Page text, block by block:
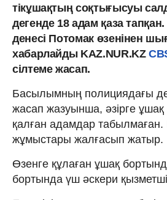
тікұшақтың соқтығысуы
дегенде 18 адам қаза
денесі Потомак өзенінен
хабарлайды KAZ.NUR.KZ
сілтеме жасап.
Басылымның полициядағы
жасап жазуынша, әзірге
қалған адамдар табылмаған.
жұмыстары жалғасып жатыр.
Өзенге құлаған ұшақ
бортында үш әскери